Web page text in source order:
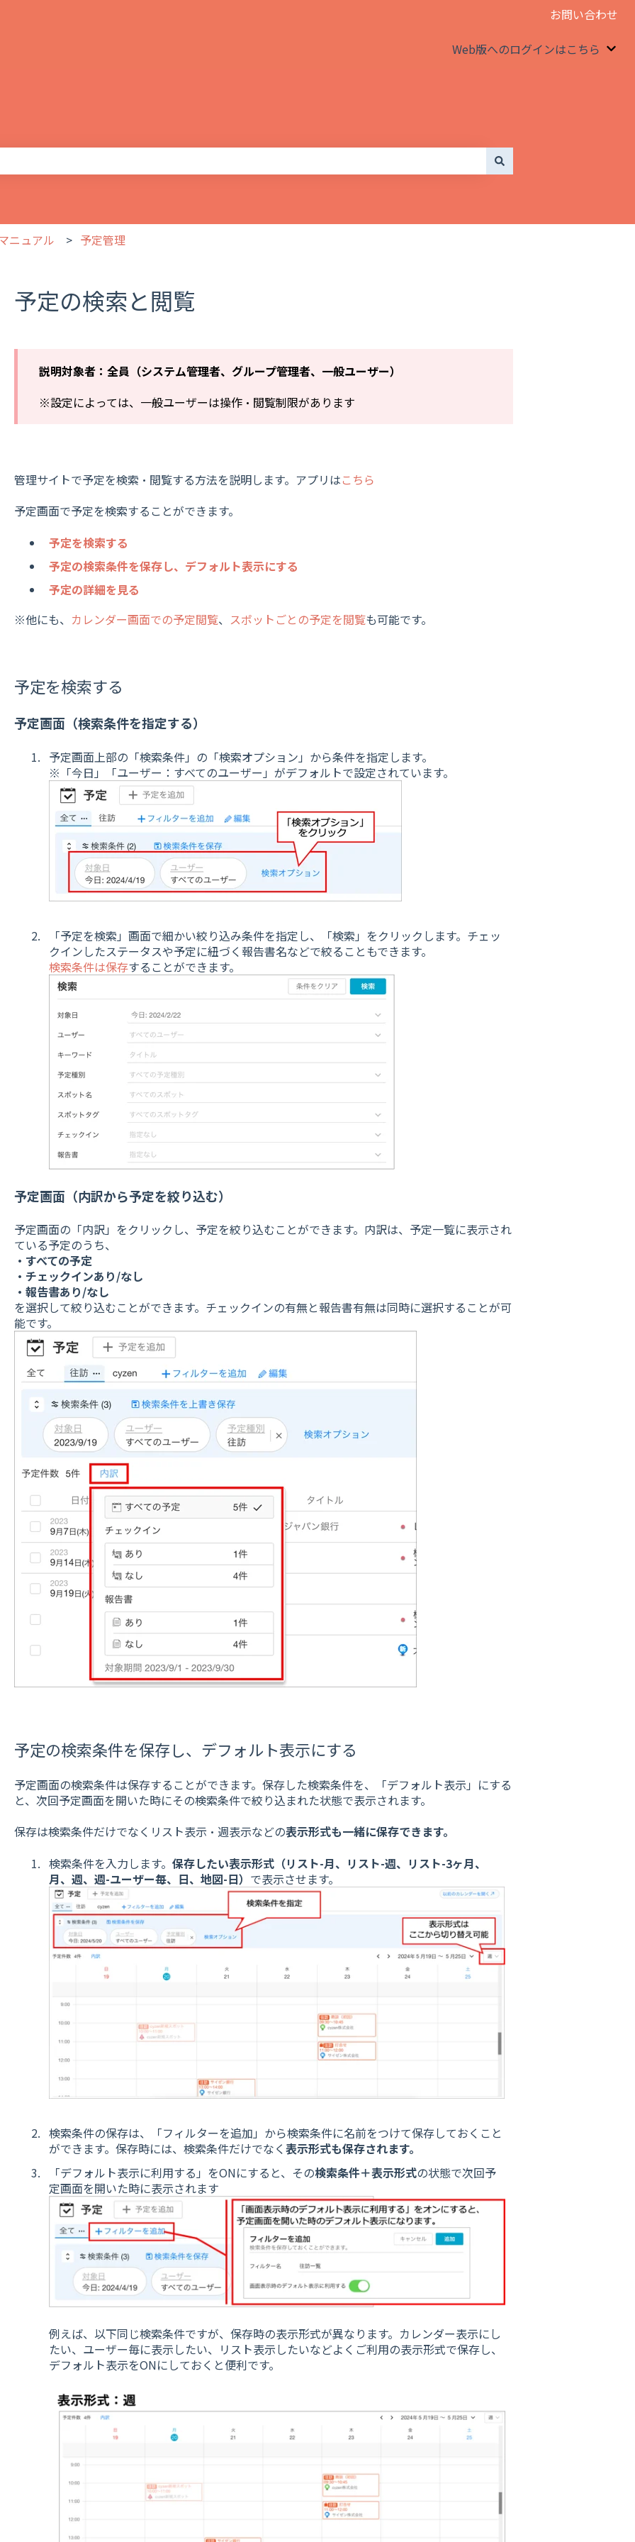
お問い合わせ
Web版へのログインはこちら
ニュアル 予定管理
予定の検索と閲覧
説明対象者：全員（システム管理者、グループ管理者、一般ユーザー）
※設定によっては、一般ユーザーは操作・閲覧制限があります
管理サイトで予定を検索・閲覧する方法を説明します。アプリはこちら
予定画面で予定を検索することができます。
予定を検索する
予定の検索条件を保存し、デフォルト表示にする
予定の詳細を見る
※他にも、 カレンダー画面での予定閲覧、 スポットごとの予定を閲覧も可能です。
予定を検索する
予定画面（検索条件を指定する）
予定画面上部の「検索条件」の「検索オプション」から条件を指定します。
※「今日」「ユーザー：すべてのユーザー」がデフォルトで設定されています。
「予定を検索」画面で細かい絞り込み条件を指定し、「検索」をクリックします。チェッ
クインしたステータスや予定に紐づく報告書名などで絞ることもできます。
検索条件は保存することができます。
予定画面（内訳から予定を絞り込む）
予定画面の「内訳」をクリックし、予定を絞り込むことができます。内訳は、予定一覧に表示され
ている予定のうち、
・すべての予定
・チェックインあり/なし
・報告書あり/なし
を選択して絞り込むことができます。チェックインの有無と報告書有無は同時に選択することが可
能です。
予定の検索条件を保存し、デフォルト表示にする
予定画面の検索条件は保存することができます。保存した検索条件を、「デフォルト表示」にする
と、次回予定画面を開いた時にその検索条件で絞り込まれた状態で表示されます。
保存は検索条件だけでなくリスト表示・週表示などの表示形式も一緒に保存できます。
検索条件を入力します。 保存したい表示形式（リスト-月、リスト-週、リスト-3ヶ月、
月、週、週-ユーザー毎、日、地図-日） で表示させます。
検索条件の保存は、「フィルターを追加」から検索条件に名前をつけて保存しておくこと
ができます。保存時には、検索条件だけでなく表示形式も保存されます。
「デフォルト表示に利用する」をONにすると、その検索条件＋表示形式の状態で次回予
定画面を開いた時に表示されます
例えば、以下同じ検索条件ですが、保存時の表示形式が異なります。カレンダー表示にし
たい、ユーザー毎に表示したい、リスト表示したいなどよくご利用の表示形式で保存し、
デフォルト表示をONにしておくと便利です。